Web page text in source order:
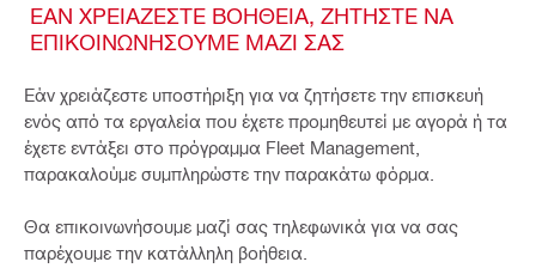
ΕΑΝ ΧΡΕΙΑΖΕΣΤΕ ΒΟΗΘΕΙΑ, ΖΗΤΗΣΤΕ ΝΑ
ΕΠΙΚΟΙΝΩΝΗΣΟΥΜΕ ΜΑΖΙ ΣΑΣ
Εάν χρειάζεστε υποστήριξη για να ζητήσετε την επισκευή
ενός από τα εργαλεία που έχετε προμηθευτεί με αγορά ή τα
έχετε εντάξει στο πρόγραμμα Fleet Management,
παρακαλούμε συμπληρώστε την παρακάτω φόρμα.
Θα επικοινωνήσουμε μαζί σας τηλεφωνικά για να σας
παρέχουμε την κατάλληλη βοήθεια.